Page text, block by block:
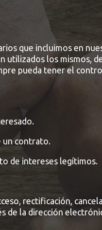
que incluimos en
utilizados los mismos,
pueda tener el
un contrato.
de intereses legítimos.
rectificación,
de la dirección